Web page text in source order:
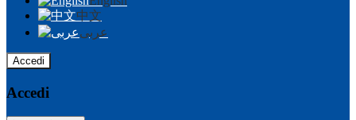
中文
عربى
Accedi
Accedi